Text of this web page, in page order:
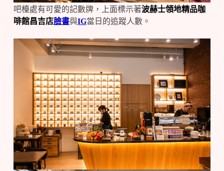
吧檯處有可愛的記數牌，上面標示著波赫士領地精品咖
啡館昌吉店臉書與IG當日的追蹤人數。